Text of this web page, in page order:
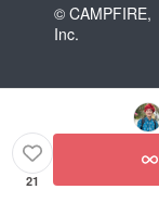
© CAMPFIRE,
Inc.
21